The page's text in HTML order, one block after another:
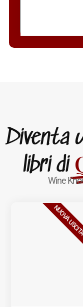
Diventa
libri di
Wine
NUOVA